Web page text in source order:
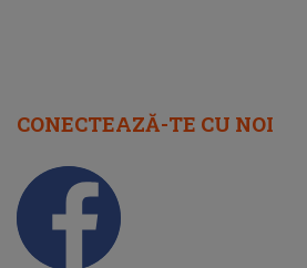
CONECTEAZĂ-TE CU NOI